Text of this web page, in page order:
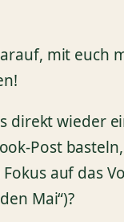
mit euch
direkt wieder
Post
auf das
Mai“)?